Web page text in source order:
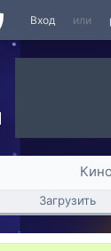
Вход или
Кино
Загрузить